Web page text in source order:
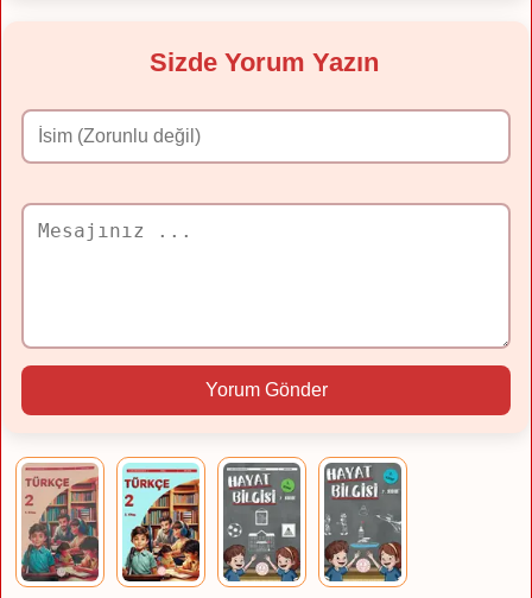
Sizde Yorum Yazın
Yorum Gönder